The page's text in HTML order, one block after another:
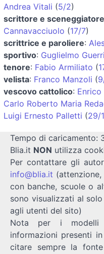
Andrea Vitali (5/2)
scrittore e sceneggiatore
Cannavacciuolo (17/7)
scrittrice e paroliere:
sportivo: Guglielmo
tenore: Fabio Armiliato (
velista: Franco Manzoli (
vescovo cattolico: Enrico
Carlo Roberto Maria
Luigi Ernesto Palletti (29/
Tempo di caricamento:
Blia.it NON utilizza
Per contattare gli
info@blia.it
con banche, scuole o
sono visualizzati al
agli utenti del sito)
Nota per i modelli
informazioni presenti
citare sempre la